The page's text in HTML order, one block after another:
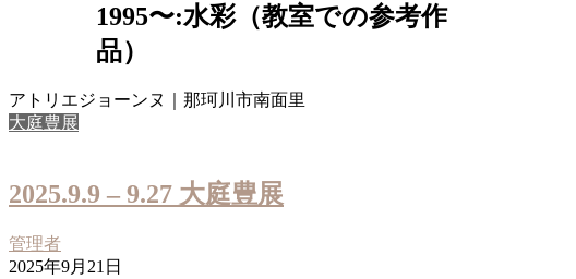
1995〜:水彩（教室での参考作
品）
アトリエジョーンヌ｜那珂川市南面里
大庭豊展
2025.9.9 – 9.27 大庭豊展
管理者
2025年9月21日